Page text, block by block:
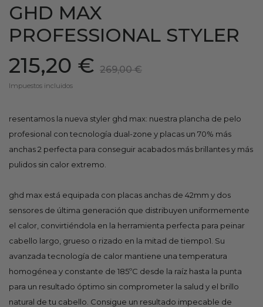
GHD MAX
PROFESSIONAL STYLER
215,20 € 269,00 €
Impuestos incluidos
resentamos la nueva styler ghd max: nuestra plancha de pelo
profesional con tecnología dual-zone y placas un 70% más
anchas 2 perfecta para conseguir acabados más brillantes y más
pulidos sin calor extremo.
ghd max está equipada con placas anchas de 42mm y dos
sensores de última generación que distribuyen uniformemente
el calor, convirtiéndola en la herramienta perfecta para peinar
cabello largo, grueso o rizado en la mitad de tiempo1. Su
avanzada tecnología de calor mantiene una temperatura
homogénea y constante de 185ºC desde la raíz hasta la punta
para un resultado óptimo sin comprometer la salud y el brillo
natural de tu cabello. Consigue un resultado impecable de